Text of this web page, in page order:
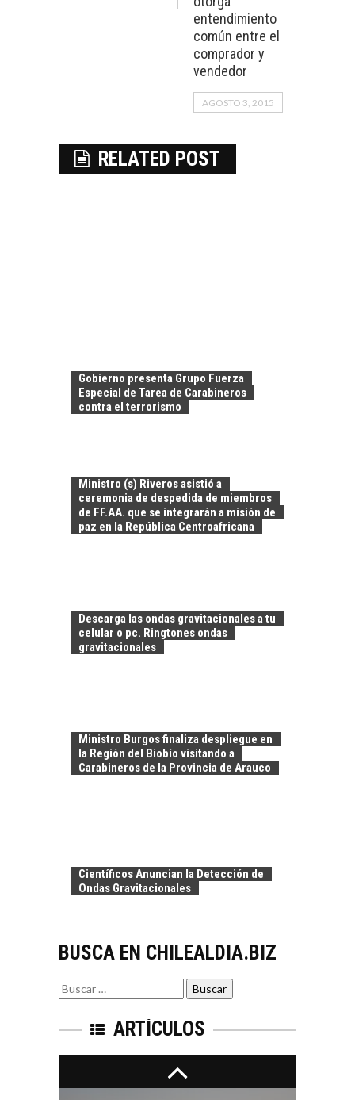
entendimiento
común entre el
comprador y
vendedor
AGOSTO 3, 2015
RELATED POST
Gobierno presenta Grupo Fuerza
Especial de Tarea de Carabineros
contra el terrorismo
Ministro (s) Riveros asistió a
ceremonia de despedida de miembros
de FF.AA. que se integrarán a misión de
paz en la República Centroafricana
Descarga las ondas gravitacionales a tu
celular o pc. Ringtones ondas
gravitacionales
Ministro Burgos finaliza despliegue en
la Región del Biobío visitando a
Carabineros de la Provincia de Arauco
Científicos Anuncian la Detección de
Ondas Gravitacionales
BUSCA EN CHILEALDIA.BIZ
Buscar
por:
ARTÍCULOS
DIGITALES
EXPORTADOS DESDE
DESIERTO DE
ATACAMA:
OPORTUNIDADES
PARA EL
Desarrollo Turístico…
FRENTE AL DESAFÍO
DE LA
pilar estratégico ante
CAPITAL DE RIESGO
EN CHILE:
PARA STARTUPS Y
NUEVOS NEGOCIOS
Capital de riesgo en